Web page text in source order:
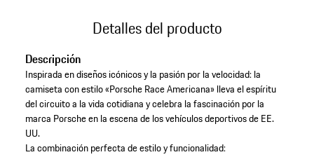
Detalles del producto
Descripción
Inspirada en diseños icónicos y la pasión por la velocidad: la
camiseta con estilo «Porsche Race Americana» lleva el espíritu
del circuito a la vida cotidiana y celebra la fascinación por la
marca Porsche en la escena de los vehículos deportivos de EE.
UU.
La combinación perfecta de estilo y funcionalidad: